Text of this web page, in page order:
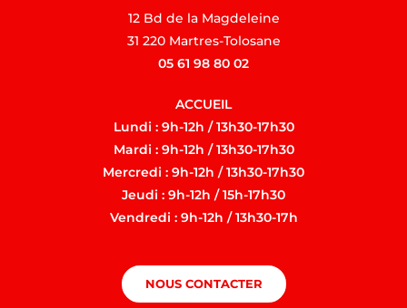
12 Bd de la Magdeleine
31 220 Martres-Tolosane
05 61 98 80 02
ACCUEIL
Lundi : 9h-12h / 13h30-17h30
Mardi : 9h-12h / 13h30-17h30
Mercredi : 9h-12h / 13h30-17h30
Jeudi : 9h-12h / 15h-17h30
Vendredi : 9h-12h / 13h30-17h
NOUS CONTACTER